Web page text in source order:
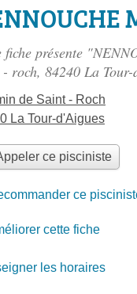
fiche présente
roch, 84240 La Tour-
de Saint - Roch
La Tour-d'Aigues
ce pisciniste
ce
cette fiche
les horaires